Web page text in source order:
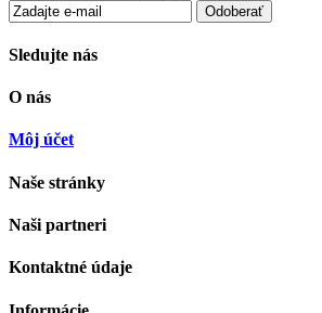
Odoberať
Sledujte nás
O nás
Môj účet
Naše stránky
Naši partneri
Kontaktné údaje